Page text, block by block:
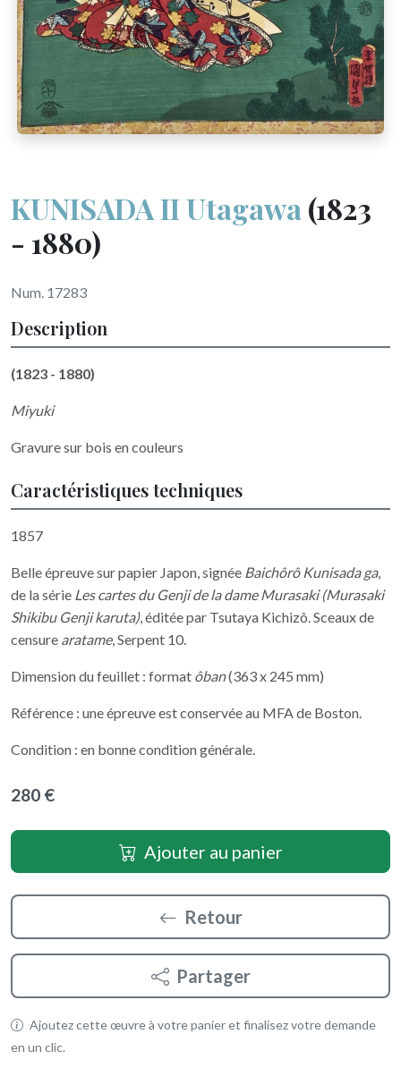
KUNISADA II Utagawa(1823
- 1880)
Num. 17283
Description
(1823 - 1880)
Miyuki
Gravure sur bois en couleurs
Caractéristiques techniques
1857
Belle épreuve sur papier Japon, signée Baichôrô Kunisada ga,
de la série Les cartes du Genji de la dame Murasaki (Murasaki
Shikibu Genji karuta), éditée par Tsutaya Kichizô. Sceaux de
censure aratame, Serpent 10.
Dimension du feuillet : format ôban(363 x 245 mm)
Référence : une épreuve est conservée au MFA de Boston.
Condition : en bonne condition générale.
280 €
Ajouter au panier
Retour
Partager
Ajoutez cette œuvre à votre panier et finalisez votre demande
en un clic.